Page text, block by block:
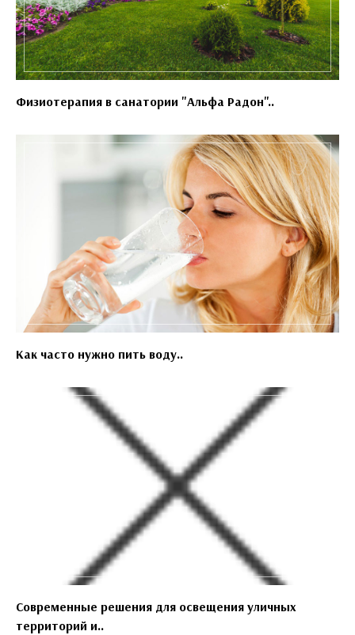
Физиотерапия в санатории "Альфа Радон"..
Как часто нужно пить воду..
Современные решения для освещения уличных
территорий и..